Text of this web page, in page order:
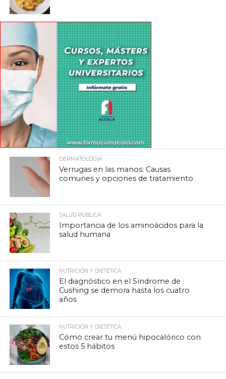
DERMATOLOGÍA
Verrugas en las manos: Causas
comunes y opciones de tratamiento
SALUD PÚBLICA
Importancia de los aminoácidos para la
salud humana
NUTRICIÓN Y DIETÉTICA
El diagnóstico en el Síndrome de
Cushing se demora hasta los cuatro
años
NUTRICIÓN Y DIETÉTICA
Cómo crear tu menú hipocalórico con
estos 5 hábitos